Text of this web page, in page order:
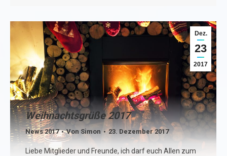
Dez.
23
2017
Weihnachtsgrüße 2017
News 2017 Von Simon 23. Dezember 2017
Liebe Mitglieder und Freunde, ich darf euch Allen zum